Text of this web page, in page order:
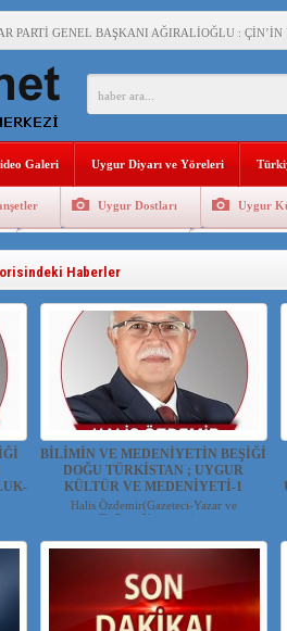
PARTİ GENEL BAŞKANI AĞIRALİOĞLU :
DOĞU TÜRKİSTAN’DAKİ UYGULAMALARI
KAYNAYAN YARAMIZ : ÇİN İŞGALİNDEKİ
POLİTİKALARINI ÖVEN DİYANET
PARTİSİ İLÇE BAŞKANI : TEMMUZ AYI,DOĞU
ÇİN,DOĞU TÜRKİSTAN’DA EN AZ 143 BİN
Galeri Uygur Diyarı ve Yöreleri
Uygur Dostları Uygur
Uygur Geleneksel Tip Uygur
Haberler
BİLİMİN VE MEDENİYETİN BEŞİĞİ
DOĞU TÜRKİSTAN ; UYGUR
KÜLTÜR VE MEDENİYETİ-1
Halis Özdemir(Gazeteci-Yazar ve
Tv.Prog.Yapımcısı) ...